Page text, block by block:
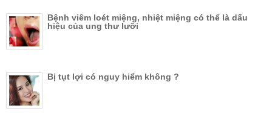
Bệnh viêm loét miệng, nhiệt miệng có thể là dấu
hiệu của ung thư lưỡi
Bị tụt lợi có nguy hiểm không ?